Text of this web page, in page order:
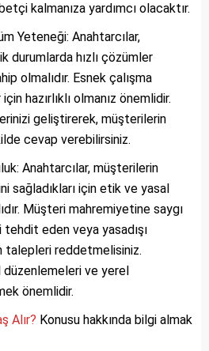
kalmanıza yardımcı olacaktır.
Yeteneği: Anahtarcılar,
durumlarda hızlı çözümler
olmalıdır. Esnek çalışma
hazırlıklı olmanız önemlidir.
geliştirerek, müşterilerin
cevap verebilirsiniz.
Anahtarcılar, müşterilerin
sağladıkları için etik ve yasal
Müşteri mahremiyetine saygı
eden veya yasadışı
reddetmelisiniz.
düzenlemeleri ve yerel
önemlidir.
Alır? Konusu hakkında bilgi almak